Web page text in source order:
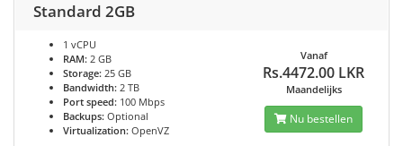
Standard 2GB
1 vCPU
RAM: 2 GB
Storage: 25 GB
Bandwidth: 2 TB
Port speed: 100 Mbps
Backups: Optional
Virtualization: OpenVZ
Vanaf
Rs.4472.00 LKR
Maandelijks
Nu bestellen